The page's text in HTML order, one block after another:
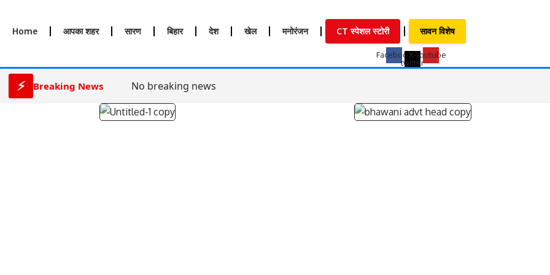
Home आपका शहर सारण बिहार देश खेल मनोरंजन CT स्पेशल स्टोरी सावन विशेष
FacebookX-
twitter
Youtube
⚡ Breaking News No breaking news